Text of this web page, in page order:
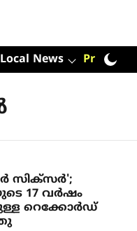
Local News Premium
സിക്സർ';
17 വർഷം
റെക്കോർഡ്